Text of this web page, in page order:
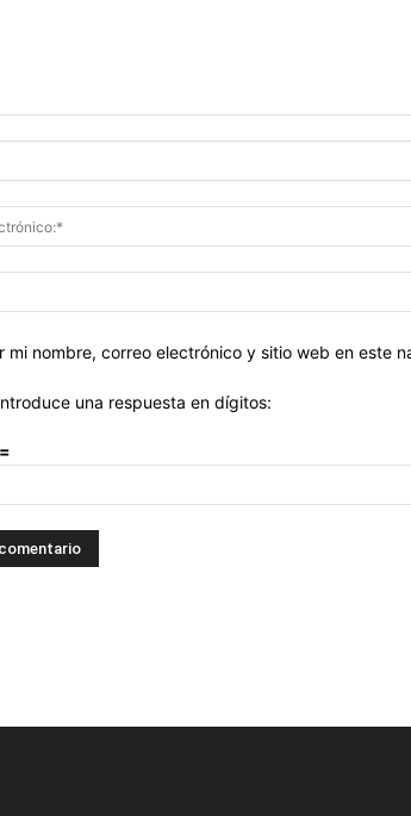
mi nombre, correo electrónico y sitio web en este
una respuesta en dígitos: